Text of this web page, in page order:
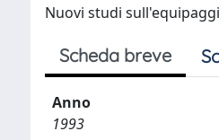
Nuovi studi
Scheda breve
Anno
1993